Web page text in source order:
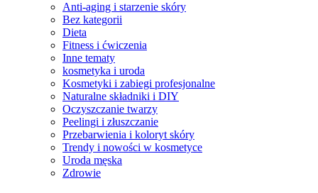
Anti-aging i starzenie skóry
Bez kategorii
Dieta
Fitness i ćwiczenia
Inne tematy
kosmetyka i uroda
Kosmetyki i zabiegi profesjonalne
Naturalne składniki i DIY
Oczyszczanie twarzy
Peelingi i złuszczanie
Przebarwienia i koloryt skóry
Trendy i nowości w kosmetyce
Uroda męska
Zdrowie